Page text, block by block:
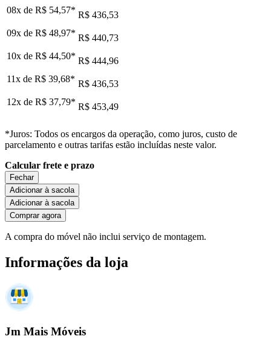
08x de R$ 54,57* R$ 436,53
09x de R$ 48,97* R$ 440,73
10x de R$ 44,50* R$ 444,96
11x de R$ 39,68* R$ 436,53
12x de R$ 37,79* R$ 453,49
*Juros: Todos os encargos da operação, como juros, custo de
parcelamento e outras tarifas estão incluídas neste valor.
Calcular frete e prazo
Fechar
Adicionar à sacola
Adicionar à sacola
Comprar agora
A compra do móvel não inclui serviço de montagem.
Informações da loja
Jm Mais Móveis